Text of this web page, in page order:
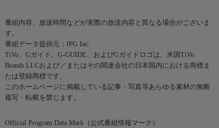
番組内容、放送時間などが実際の放送内容と異なる場合がございま
す。
番組データ提供元：IPG Inc.
TiVo、Gガイド、G-GUIDE、およびGガイドロゴは、米国TiVo
Brands LLCおよび／またはその関連会社の日本国内における商標ま
たは登録商標です。
このホームページに掲載している記事・写真等あらゆる素材の無断
複写・転載を禁じます。
Official Program Data Mark（公式番組情報マーク）